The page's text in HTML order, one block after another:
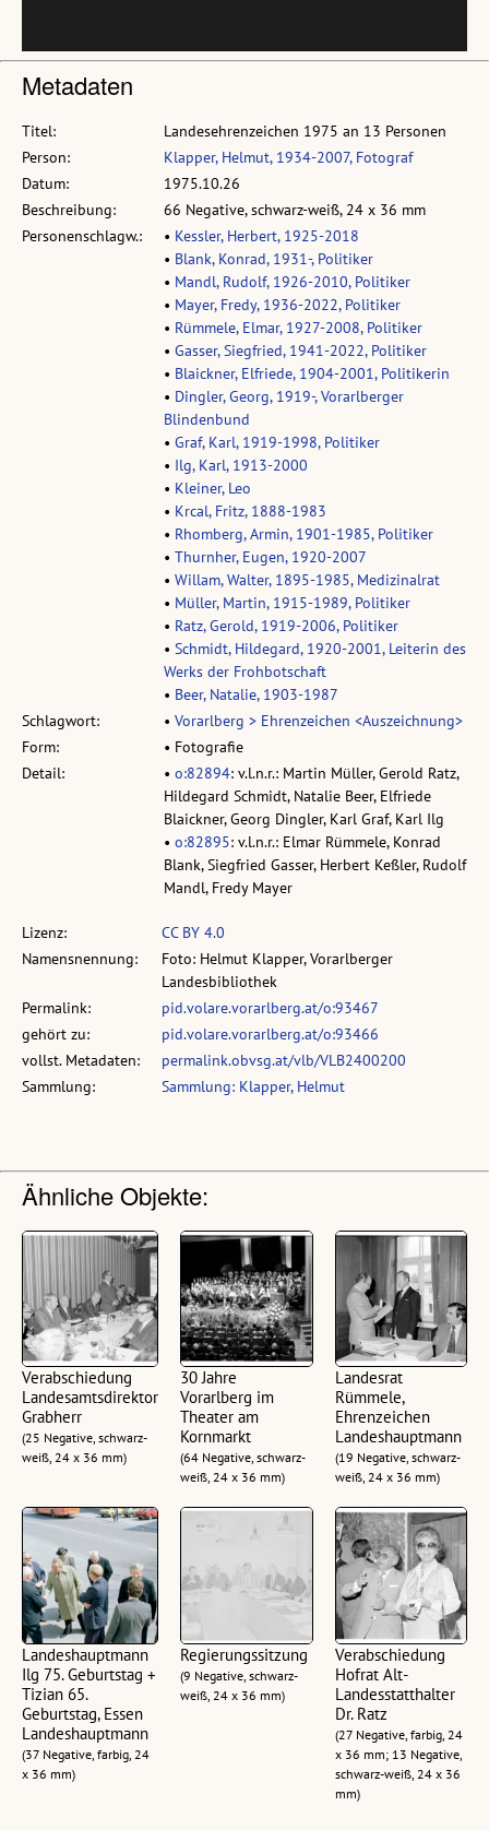
Metadaten
Titel:
Landesehrenzeichen 1975 an 13 Personen
Person:
Klapper, Helmut, 1934-2007, Fotograf
Datum:
1975.10.26
Beschreibung:
66 Negative, schwarz-weiß, 24 x 36 mm
Personenschlagw.:
• Kessler, Herbert, 1925-2018
• Blank, Konrad, 1931-, Politiker
• Mandl, Rudolf, 1926-2010, Politiker
• Mayer, Fredy, 1936-2022, Politiker
• Rümmele, Elmar, 1927-2008, Politiker
• Gasser, Siegfried, 1941-2022, Politiker
• Blaickner, Elfriede, 1904-2001, Politikerin
• Dingler, Georg, 1919-, Vorarlberger
Blindenbund
• Graf, Karl, 1919-1998, Politiker
• Ilg, Karl, 1913-2000
• Kleiner, Leo
• Krcal, Fritz, 1888-1983
• Rhomberg, Armin, 1901-1985, Politiker
• Thurnher, Eugen, 1920-2007
• Willam, Walter, 1895-1985, Medizinalrat
• Müller, Martin, 1915-1989, Politiker
• Ratz, Gerold, 1919-2006, Politiker
• Schmidt, Hildegard, 1920-2001, Leiterin des
Werks der Frohbotschaft
• Beer, Natalie, 1903-1987
Schlagwort:
• Vorarlberg > Ehrenzeichen <Auszeichnung>
Form:
• Fotografie
Detail:
• o:82894: v.l.n.r.: Martin Müller, Gerold Ratz,
Hildegard Schmidt, Natalie Beer, Elfriede
Blaickner, Georg Dingler, Karl Graf, Karl Ilg
• o:82895: v.l.n.r.: Elmar Rümmele, Konrad
Blank, Siegfried Gasser, Herbert Keßler, Rudolf
Mandl, Fredy Mayer
Lizenz:
CC BY 4.0
Namensnennung:
Foto: Helmut Klapper, Vorarlberger
Landesbibliothek
Permalink:
pid.volare.vorarlberg.at/o:93467
gehört zu:
pid.volare.vorarlberg.at/o:93466
vollst. Metadaten:
permalink.obvsg.at/vlb/VLB2400200
Sammlung:
Sammlung: Klapper, Helmut
Ähnliche Objekte:
Verabschiedung
Landesamtsdirektor
Grabherr
(25 Negative, schwarz-
weiß, 24 x 36 mm)
30 Jahre
Vorarlberg im
Theater am
Kornmarkt
(64 Negative, schwarz-
weiß, 24 x 36 mm)
Landesrat
Rümmele,
Ehrenzeichen
Landeshauptmann
(19 Negative, schwarz-
weiß, 24 x 36 mm)
Landeshauptmann
Ilg 75. Geburtstag +
Tizian 65.
Geburtstag, Essen
Landeshauptmann
(37 Negative, farbig, 24
x 36 mm)
Regierungssitzung
(9 Negative, schwarz-
weiß, 24 x 36 mm)
Verabschiedung
Hofrat Alt-
Landesstatthalter
Dr. Ratz
(27 Negative, farbig, 24
x 36 mm; 13 Negative,
schwarz-weiß, 24 x 36
mm)